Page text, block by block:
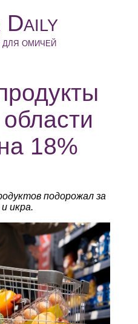
Daily
омичей
18%
подорожал за
икра.